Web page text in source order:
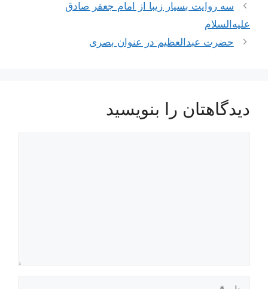
ناوبری
نوشته‌ها
سه روایت بسیار زیبا از امام جعفر صادق
علیه‌السلام
حضرت عبدالعظیم در عنوان بصری
دیدگاهتان را بنویسید